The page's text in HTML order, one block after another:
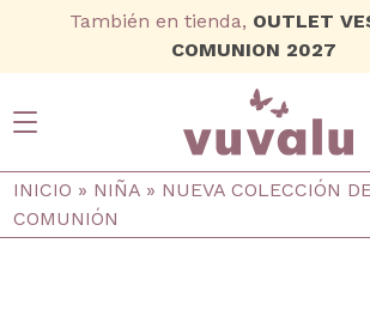
Ir al contenido principal
También en tienda, OUTLET
COMUNION 2027
Ruta de navegación
INICIO NIÑA
NUEVA COLECCIÓN
COMUNIÓN